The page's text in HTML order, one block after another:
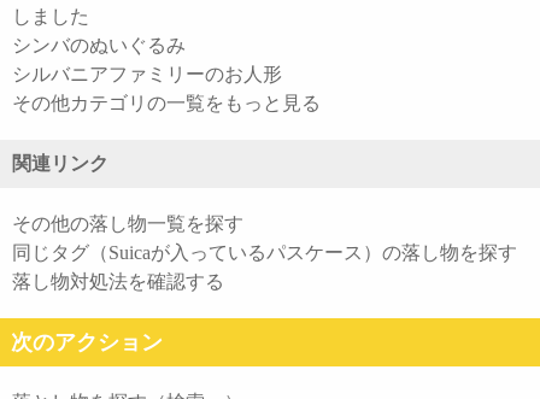
しました
シンバのぬいぐるみ
シルバニアファミリーのお人形
その他カテゴリの一覧をもっと見る
関連リンク
その他の落し物一覧を探す
同じタグ（Suicaが入っているパスケース）の落し物を探す
落し物対処法を確認する
次のアクション